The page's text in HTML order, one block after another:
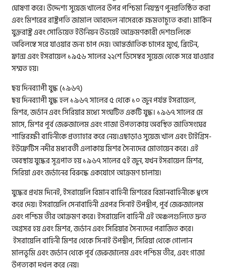
ঘোষণা করে। উদ্দেশ্য সুয়েজ খালের উপর পশ্চিমা নিয়ন্ত্রণ পুনপ্রতিষ্ঠিত করা
এবং মিশরের রাষ্ট্রপতি জামাল আবদেল নাসেরকে ক্ষমতাচ্যুত করা। মার্কিন
যুক্তরাষ্ট্র এবং সোভিয়েত ইউনিয়ন উভয়েই আক্রমণকারী দেশগুলিকে
অবিলম্বে সরে যাওয়ার জন্য চাপ দেয়। আন্তর্জাতিক চাপের মুখে, ব্রিটেন,
ফ্রান্স এবং ইসরায়েল ১৯৫৬ সালের ২২শে ডিসেম্বর সুয়েজ থেকে সরে যাওয়ার
সম্মত হয়।
ছয় দিনব্যাপী যুদ্ধ (১৯৬৭)
ছয় দিনব্যাপী যুদ্ধ হল ১৯৬৭ সালের ৫ থেকে ১০ জুন পর্যন্ত ইসরায়েল,
মিশর, জর্ডান এবং সিরিয়ার মধ্যে সংঘটিত একটি যুদ্ধ। ১৯৬৭ সালের মে
মাসে, মিশর পূর্ব জেরুজালেম এবং গাজা উপত্যকায় অবস্থিত জাতিসংঘের
শান্তিরক্ষী বাহিনীকে প্রত্যাহার করে নেয়।এছাড়াও সুয়েজ খাল এবং টাইগ্রিস-
ইউফ্রেটিস নদীর মধ্যবর্তী এলাকায় মিশর সৈন্যদের মোতায়েন করে। এই
অবস্থায় যুদ্ধের সূত্রপাত হয় ১৯৬৭ সালের ৫ই জুন, যখন ইসরায়েল মিশর,
সিরিয়া এবং জর্ডানের বিরুদ্ধে একযোগে আক্রমণ চালায়।
যুদ্ধের প্রথম দিনেই, ইসরায়েলি বিমান বাহিনী মিশরের বিমানবাহিনীকে ধ্বংস
করে দেয়। ইসরায়েলি সেনাবাহিনী এরপর সিনাই উপদ্বীপ, পূর্ব জেরুজালেম
এবং পশ্চিম তীর আক্রমণ করে। ইসরায়েলি বাহিনী এই অঞ্চলগুলিতে দ্রুত
অগ্রসর হয় এবং মিশর, জর্ডান এবং সিরিয়ার সৈন্যদের পরাজিত করে।
ইসরায়েলি বাহিনী মিশর থেকে সিনাই উপদ্বীপ, সিরিয়া থেকে গোলান
মালভূমি এবং জর্ডান থেকে পূর্ব জেরুজালেম এবং পশ্চিম তীর, এবং গাজা
উপত্যকা দখল করে নেয়।